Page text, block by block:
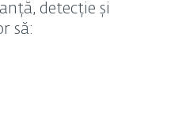
detecție și
să: